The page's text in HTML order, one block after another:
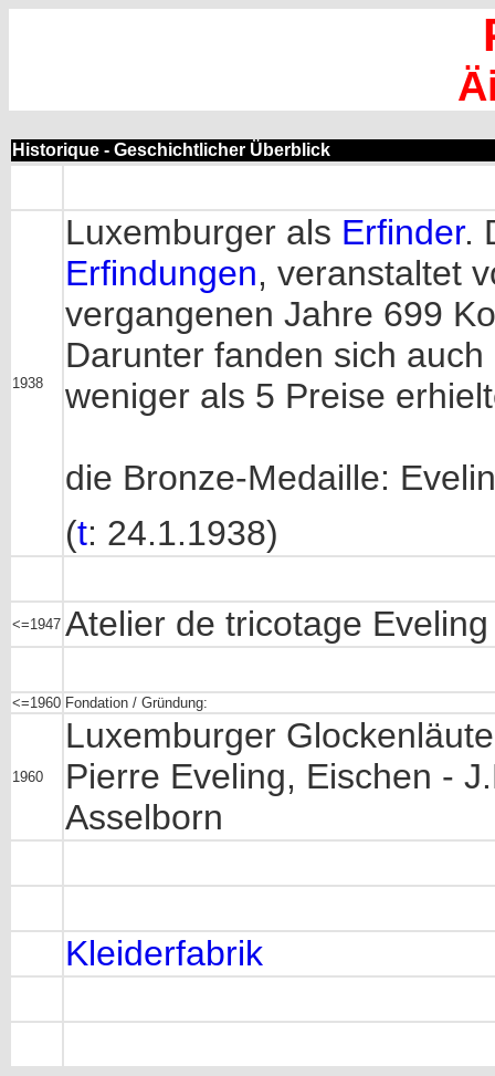
Historique - Geschichtlicher Überblick
1938
Luxemburger als Erfinder.
Erfindungen, veranstaltet
vergangenen Jahre 699
Darunter fanden sich
weniger als 5 Preise
die Bronze-Medaille:
(t: 24.1.1938)
<=1947 Atelier de tricotage
<=1960 Fondation / Gründung:
1960
Luxemburger
Pierre Eveling, Eischen -
Asselborn
Kleiderfabrik